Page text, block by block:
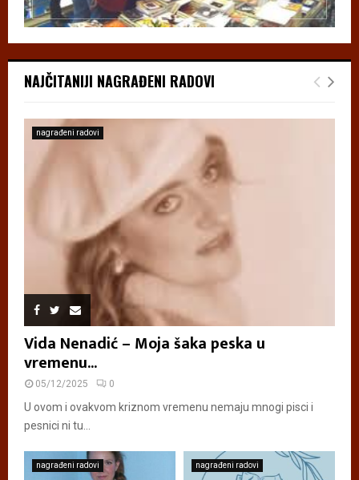
NAJČITANIJI NAGRAĐENI RADOVI
nagrađeni radovi
Vida Nenadić – Moja šaka peska u
vremenu...
05/12/2025 0
U ovom i ovakvom kriznom vremenu nemaju mnogi pisci i
pesnici ni tu...
nagrađeni radovi nagrađeni radovi